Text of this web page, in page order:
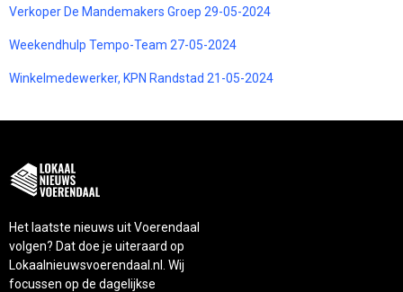
Verkoper De Mandemakers Groep 29-05-2024
Weekendhulp Tempo-Team 27-05-2024
Winkelmedewerker, KPN Randstad 21-05-2024
Het laatste nieuws uit Voerendaal
volgen? Dat doe je uiteraard op
Lokaalnieuwsvoerendaal.nl. Wij
focussen op de dagelijkse